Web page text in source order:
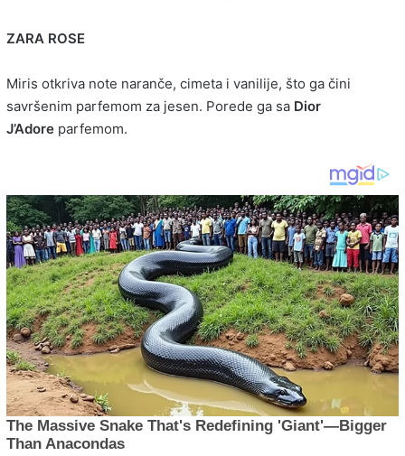
ZARA ROSE
Miris otkriva note naranče, cimeta i vanilije, što ga čini
savršenim parfemom za jesen. Porede ga sa Dior
J’Adore parfemom.